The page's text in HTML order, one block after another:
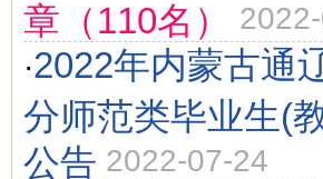
章（110名）
·2022年内蒙古通
分师范类毕业生(
公告 2022-07-24